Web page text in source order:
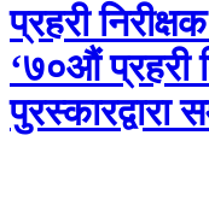
प्रहरी
‘७०औं प्रहरी
पुरस्कारद्वारा